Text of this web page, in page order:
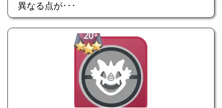
異なる点が･･･